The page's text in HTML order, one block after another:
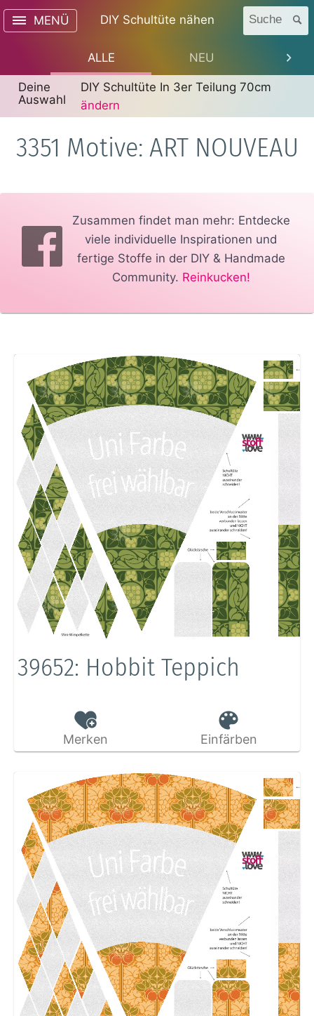
MENÜ DIY Schultüte nähen Suche
ALLE NEU
Deine
Auswahl
DIY Schultüte In 3er Teilung 70cm
ändern
3351 Motive: ART NOUVEAU
Zusammen findet man mehr: Entdecke
viele individuelle Inspirationen und
fertige Stoffe in der DIY & Handmade
Community. Reinkucken!
39652: Hobbit Teppich
Merken Einfärben